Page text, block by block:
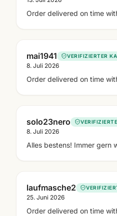
Order delivered on time
mai1941 VERIFIZIERTER
8. Juli 2026
Order delivered on time
solo23nero
8. Juli 2026
Alles bestens! Immer gern
laufmasche2
25. Juni 2026
Order delivered on time